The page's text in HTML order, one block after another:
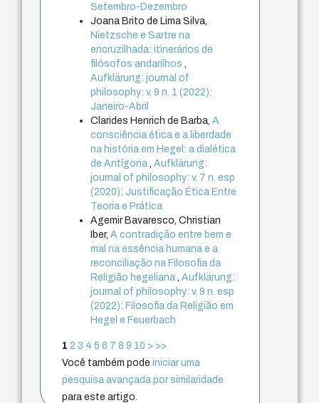
Setembro-Dezembro
Joana Brito de Lima Silva,
Nietzsche e Sartre na
encruzilhada: itinerários de
filósofos andarilhos
Aufklärung: journal of
philosophy: v. 9 n. 1 (2022):
Janeiro-Abril
Clarides Henrich de Barba,A
consciência ética e a liberdade
na história em Hegel: a dialética
de Antígona ,Aufklärung:
journal of philosophy: v. 7 n. esp
(2020): Justificação Ética Entre
Teoria e Prática
Agemir Bavaresco, Christian
Iber,A contradição entre bem e
mal na essência humana e a
reconciliação na Filosofia da
Religião hegeliana ,Aufklärung:
journal of philosophy: v. 9 n. esp
(2022): Filosofia da Religião em
Hegel e Feuerbach
1 2 3 4 5 6 7 8 9 10 > >>
Você também podeiniciar uma
pesquisa avançada por similaridade
para este artigo.